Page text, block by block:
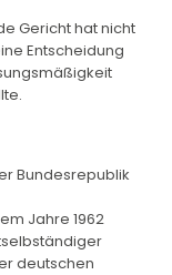
Gericht hat nicht
Entscheidung
Bundesrepublik
Jahre 1962
deutschen